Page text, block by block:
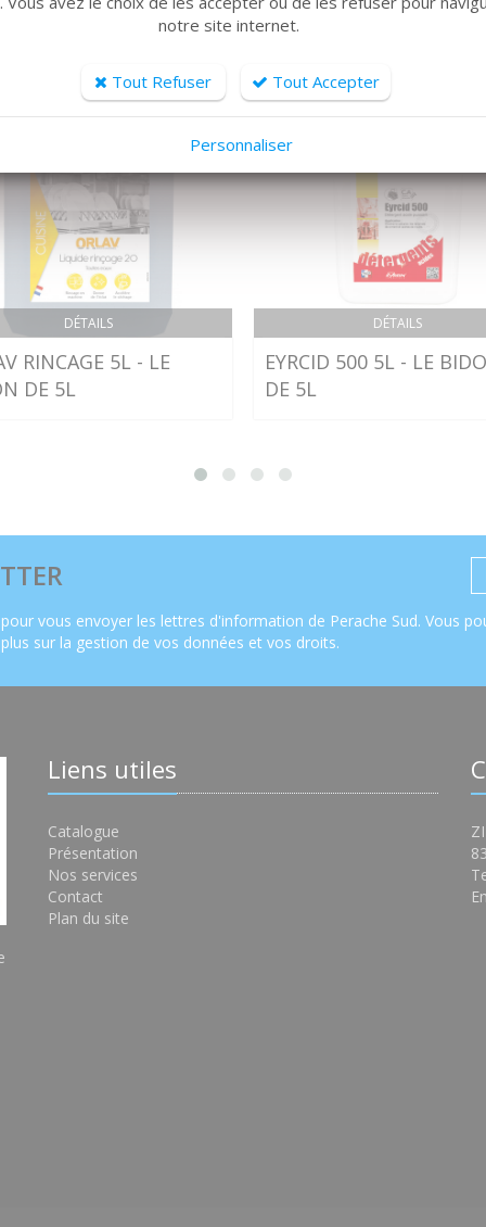
DÉTAILS
RINCAGE 5L - LE
DE 5L
DÉTAILS
EYRCID 500 5L - LE
DE 5L
vous envoyer les lettres d'information de Perache Sud. Vous
sur la gestion de vos données et vos droits.
Liens utiles
Catalogue
Présentation
Nos services
Contact
Plan du site
notre site internet.
Tout Refuser Tout Accepter
Personnaliser